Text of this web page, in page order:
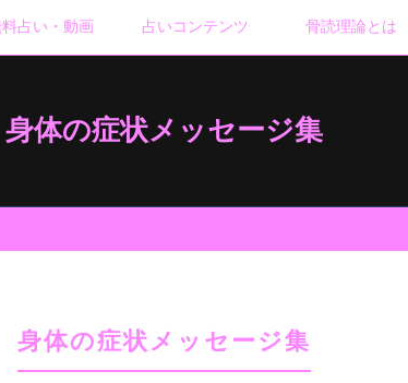
占い・動画 占いコンテンツ 骨読理論とは
身体の症状メッセージ集
身体の症状メッセージ集